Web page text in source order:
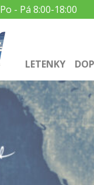
Po - Pá 8:00-18:00
LETENKY